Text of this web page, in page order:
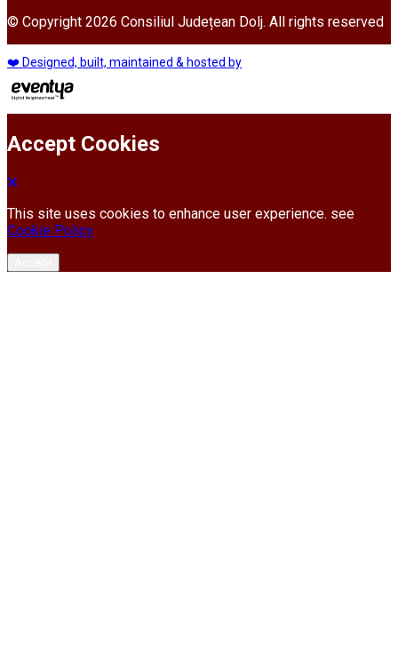
© Copyright 2026 Consiliul Județean Dolj. All rights reserved
❤️ Designed, built, maintained & hosted by
Accept Cookies
This site uses cookies to enhance user experience. see
Cookie Policy